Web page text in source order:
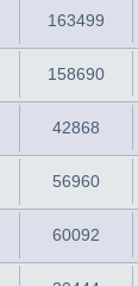
163499
158690
42868
56960
60092